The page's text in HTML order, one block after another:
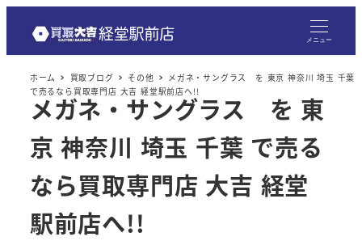
メニュー
ホーム 買取ブログ その他
メガネ・サングラス を 東京 神奈川 埼玉 千葉
で売るなら買取専門店 大吉 経堂駅前店へ!!
メガネ・サングラス を 東
京 神奈川 埼玉 千葉 で売る
なら買取専門店 大吉 経堂
駅前店へ!!